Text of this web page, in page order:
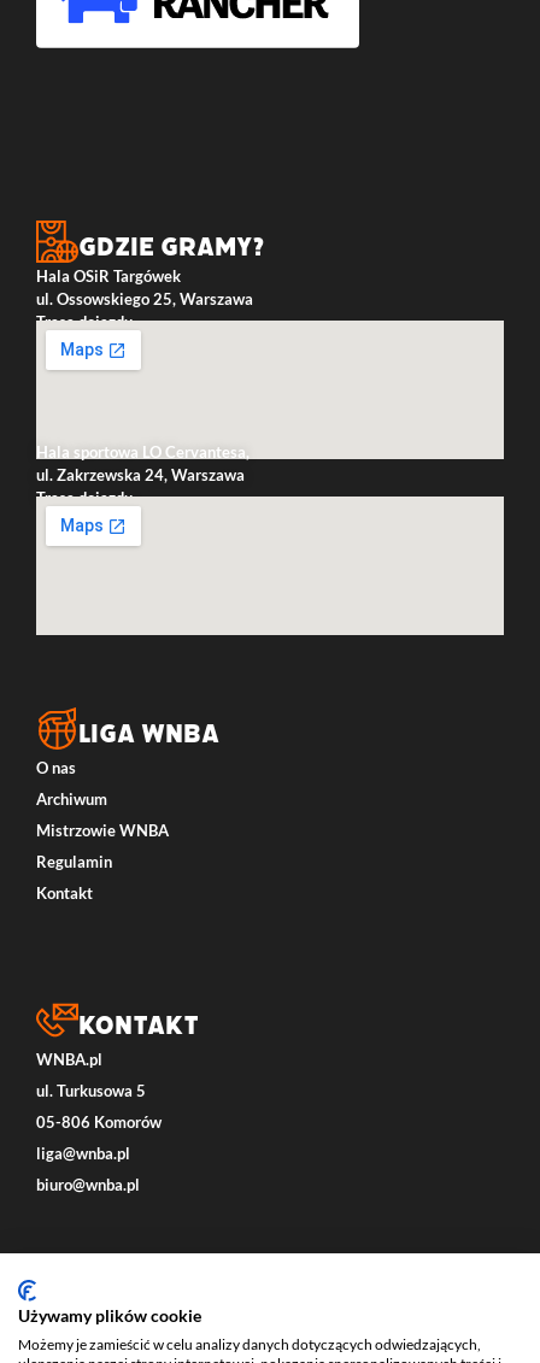
Gdzie gramy?
Hala OSiR Targówek
ul. Ossowskiego 25, Warszawa
Trasa dojazdu
Hala sportowa LO Cervantesa,
ul. Zakrzewska 24, Warszawa
Trasa dojazdu
LIGA WNBA
O nas
Archiwum
Mistrzowie WNBA
Regulamin
Kontakt
Kontakt
WNBA.pl
ul. Turkusowa 5
05-806 Komorów
liga@wnba.pl
biuro@wnba.pl
Social
Używamy plików cookie
Możemy je zamieścić w celu analizy danych dotyczących odwiedzających,